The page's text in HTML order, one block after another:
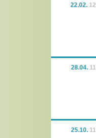
22.02. 12
28.04. 11
25.10. 11